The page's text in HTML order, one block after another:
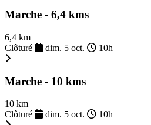
Marche - 6,4 kms
6,4 km
Clôturé
dim. 5 oct. 10h
Marche - 10 kms
10 km
Clôturé
dim. 5 oct. 10h